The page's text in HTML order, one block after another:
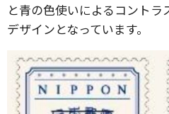
と青の色使いによるコント
デザインとなっています。